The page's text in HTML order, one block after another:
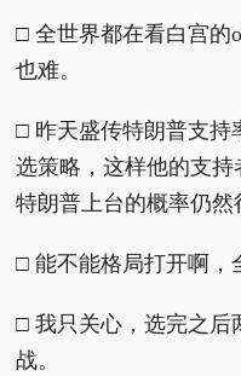
□ 全世界都在看白宫的
也难。
□ 昨天盛传特朗普支持
选策略，这样他的支
特朗普上台的概率仍然
□ 能不能格局打开啊，
□ 我只关心，选完之后
战。